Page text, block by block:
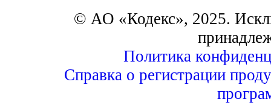
© АО «Кодекс», 2025.
Политика
Справка о регистрации